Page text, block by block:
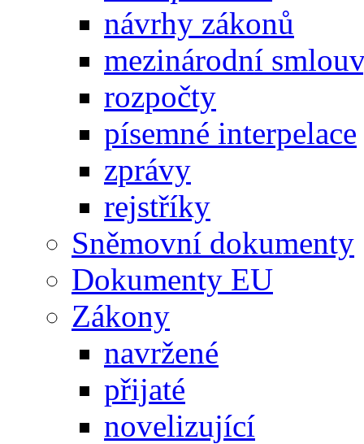
návrhy zákonů
mezinárodní
rozpočty
písemné interpelace
zprávy
rejstříky
Sněmovní dokumenty
Dokumenty EU
Zákony
navržené
přijaté
novelizující